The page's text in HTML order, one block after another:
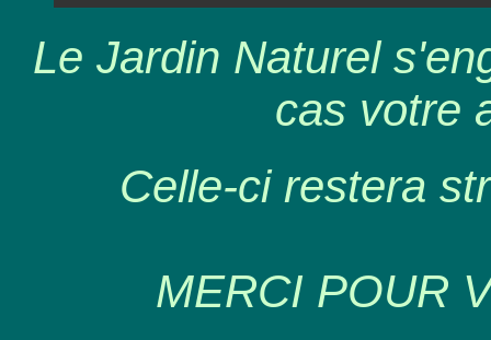
Le Jardin Naturel
cas votre
Celle-ci restera
MERCI POUR